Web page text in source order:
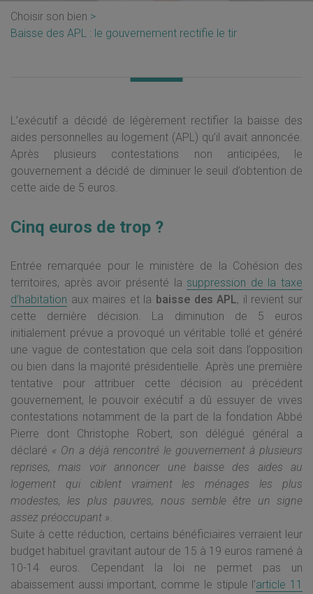
Choisir son bien
Baisse des APL : le gouvernement rectifie le tir
L’exécutif a décidé de légèrement rectifier la baisse des
aides personnelles au logement (APL) qu’il avait annoncée.
Après plusieurs contestations non anticipées, le
gouvernement a décidé de diminuer le seuil d’obtention de
cette aide de 5 euros.
Cinq euros de trop ?
Entrée remarquée pour le ministère de la Cohésion des
territoires, après avoir présenté la suppression de la taxe
d’habitation aux maires et la baisse des APL, il revient sur
cette dernière décision. La diminution de 5 euros
initialement prévue a provoqué un véritable tollé et généré
une vague de contestation que cela soit dans l’opposition
ou bien dans la majorité présidentielle. Après une première
tentative pour attribuer cette décision au précédent
gouvernement, le pouvoir exécutif a dû essuyer de vives
contestations notamment de la part de la fondation Abbé
Pierre dont Christophe Robert, son délégué général a
déclaré « On a déjà rencontré le gouvernement à plusieurs
reprises, mais voir annoncer une baisse des aides au
logement qui ciblent vraiment les ménages les plus
modestes, les plus pauvres, nous semble être un signe
assez préoccupant ».
Suite à cette réduction, certains bénéficiaires verraient leur
budget habituel gravitant autour de 15 à 19 euros ramené à
10-14 euros. Cependant la loi ne permet pas un
abaissement aussi important, comme le stipule l’article 11